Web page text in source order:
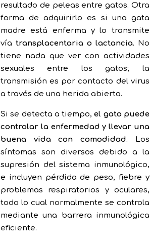
resultado de peleas entre gatos. Otra
forma de adquirirlo es si una gata
madre está enferma y lo transmite
vía transplacentaria o lactancia. No
tiene nada que ver con actividades
sexuales entre los gatos; la
transmisión es por contacto del virus
a través de una herida abierta.
Si se detecta a tiempo,el gato puede
controlar la enfermedad y llevar una
buena vida con comodidad. Los
síntomas son diversos debido a la
supresión del sistema inmunológico,
e incluyen pérdida de peso, fiebre y
problemas respiratorios y oculares,
todo lo cual normalmente se controla
mediante una barrera inmunológica
eficiente.